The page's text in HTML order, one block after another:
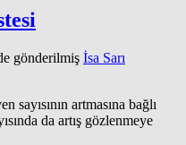
gönderilmiş İsa Sarı
sayısının artmasına bağlı
da artış gözlenmeye